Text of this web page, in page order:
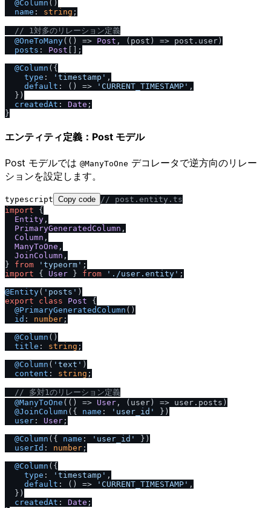
@Column ()
name : string ;
/ / 1対多のリレーション定義
@OneToMany( () => Post , ( post ) => post. user)
posts : Post [];
@Column ({
type : 'timestamp' ,
default : () => 'CURRENT_TIMESTAMP' ,
  })
createdAt : Date ;
エンティティ定義：Post モデル
Post モデルでは @ManyToOne デコレータで逆方向のリレー
ションを設定します。
typescript Copy code // post.entity.ts
import {
Entity ,
PrimaryGeneratedColumn ,
Column ,
ManyToOne ,
JoinColumn ,
} from 'typeorm'
import { User } from '. /user.entity' ;
@Entity( 'posts'
export
class Post {
@PrimaryGeneratedColumn ()
id : number ;
@Column ()
title : string ;
@Column ( 'text' )
content : string ;
// 多対1のリレーション定義
@ManyToOne ( () => User , ( user ) => user. posts )
@JoinColumn ({ name : 'user_id'
})
user : User ;
@Column ({ name : 'user_id'
})
userId : number ;
@Column ({
type : 'timestamp' ,
default : () => 'CURRENT_TIMESTAMP' ,
  })
createdAt : Date ;